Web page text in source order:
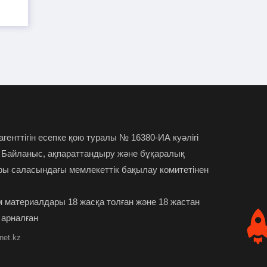
арасындағы қақтығысты уақытша
Тоқаев Омбыға барды
2026-07-24
Түркістан облысында 2
жасар бала әжетханаға құлап, қайтыс
есепке қою туралы № 16380-ИА куәлігі
ақпараттандыру және бұқаралық
саласындағы мемлекеттік бақылау комитетінен
18 жасқа толған және 18 жастан